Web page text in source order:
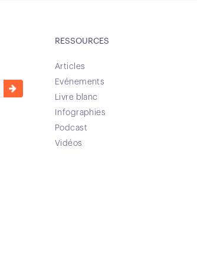
RESSOURCES
Articles
Evénements
Livre blanc
Infographies
Podcast
Vidéos